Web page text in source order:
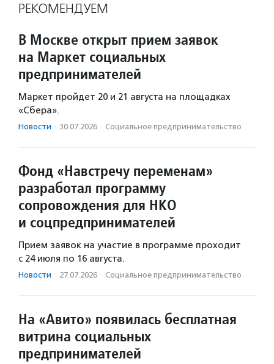
РЕКОМЕНДУЕМ
В Москве открыт прием заявок
на Маркет социальных
предпринимателей
Маркет пройдет 20 и 21 августа на площадках
«Сбера».
Новости · 30.07.2026 · Социальное предпри­нима­тель­ство
Фонд «Навстречу переменам»
разработал программу
сопровождения для НКО
и соцпредпринимателей
Прием заявок на участие в программе проходит
с 24 июля по 16 августа.
Новости · 27.07.2026 · Социальное предпри­нима­тель­ство
На «Авито» появилась бесплатная
витрина социальных
предпринимателей